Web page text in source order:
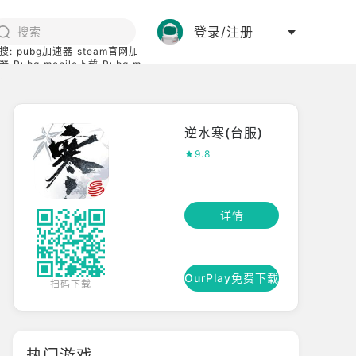
: pubg加速器 steam官网加
Pubg mobile下载 Pubg m
服
登录/注册
扫码下载
逆水寒(台服)
9.8
详情
OurPlay免费下载